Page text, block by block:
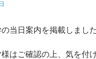
当日案内を掲載しました
はご確認の上、気を付